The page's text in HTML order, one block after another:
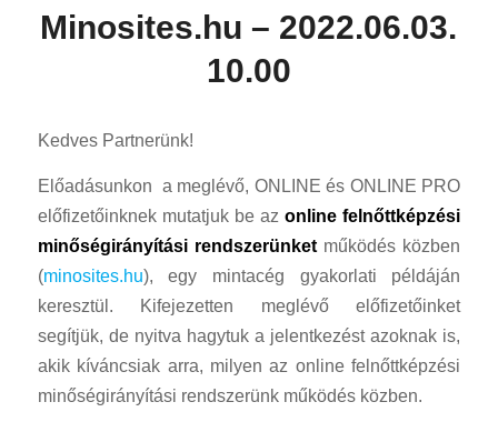
Minosites.hu – 2022.06.03.
10.00
Kedves Partnerünk!
Előadásunkon a meglévő, ONLINE és ONLINE PRO
előfizetőinknek mutatjuk be azonline felnőttképzési
minőségirányítási rendszerünketműködés közben
(minosites.hu), egy mintacég gyakorlati példáján
keresztül. Kifejezetten meglévő előfizetőinket
segítjük, de nyitva hagytuk a jelentkezést azoknak is,
akik kíváncsiak arra, milyen az online felnőttképzési
minőségirányítási rendszerünk működés közben.